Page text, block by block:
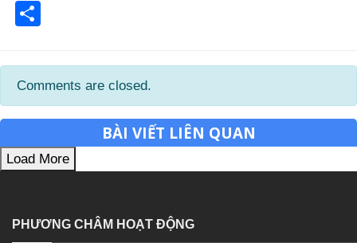
Comments are closed.
BÀI VIẾT LIÊN QUAN
Load More
PHƯƠNG CHÂM HOẠT ĐỘNG